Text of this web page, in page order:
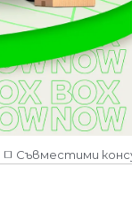
Съвместими